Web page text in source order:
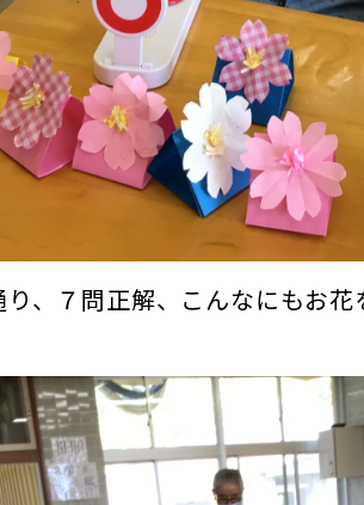
、７問正解、こんなにもお